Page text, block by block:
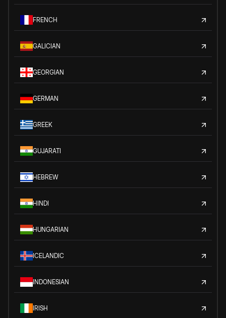
FRENCH
GALICIAN
GEORGIAN
GERMAN
GREEK
GUJARATI
HEBREW
HINDI
HUNGARIAN
ICELANDIC
INDONESIAN
IRISH